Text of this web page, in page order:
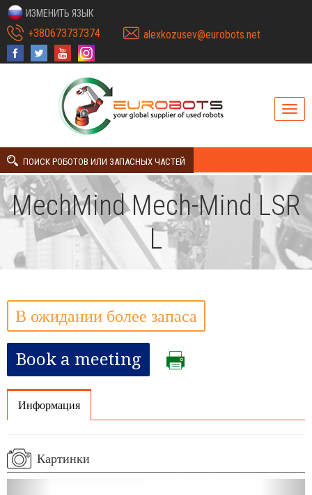
ИЗМЕНИТЬ ЯЗЫК
+380673737374 alexkozusev@eurobots.net
ПОИСК РОБОТОВ ИЛИ ЗАПАСНЫХ ЧАСТЕЙ
MechMind Mech-Mind LSR
L
В ожидании более запаса
Book a meeting
Информация
Картинки